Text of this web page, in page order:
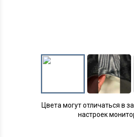
Цвета могут отличаться в
настроек